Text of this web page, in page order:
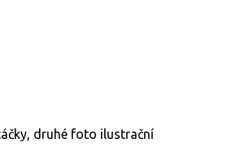
druhé foto ilustrační